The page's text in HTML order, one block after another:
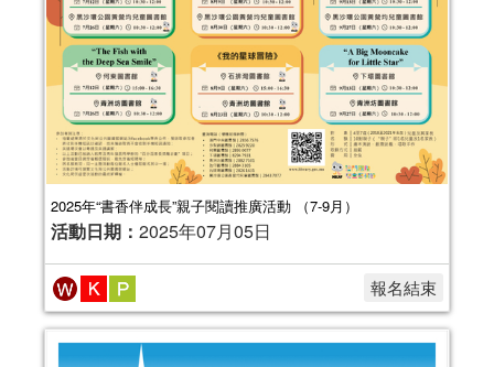
2025年“書香伴成長”親子閱讀推廣活動 （7-9月）
活動日期： 2025年07月05日
報名結束